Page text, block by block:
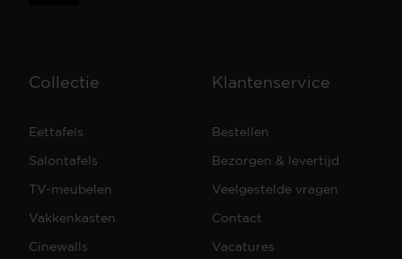
Collectie
Eettafels
Salontafels
TV-meubelen
Vakkenkasten
Cinewalls
Klantenservice
Bestellen
Bezorgen & levertijd
Veelgestelde vragen
Contact
Vacatures